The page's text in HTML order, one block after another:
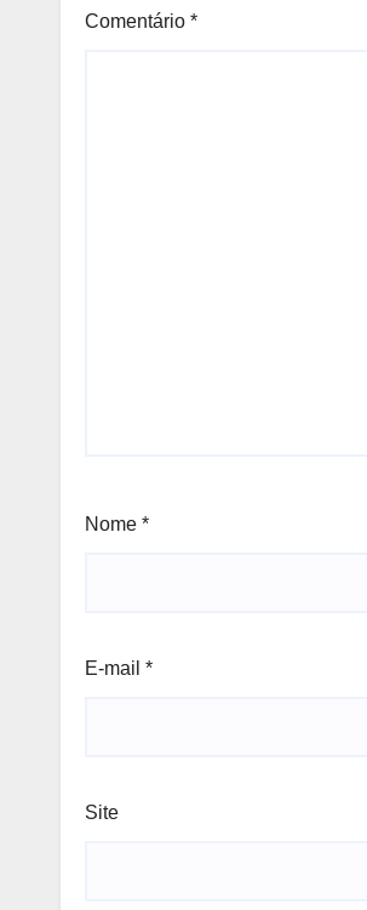
Comentário *
Nome *
E-mail *
Site